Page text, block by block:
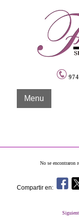
974
Menu
No se encontraron
Compartir en: